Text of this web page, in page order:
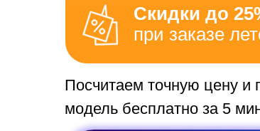
Посчитаем точную цену и
модель бесплатно за 5
Скидки до
при заказе